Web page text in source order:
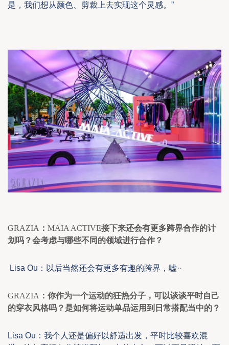
是，我们想从颜色、剪裁上去实现这个灵感。 ”
GRAZIA ： MAIA ACTIVE接下来还会有更多跨界合作的计
划吗？会考虑与哪些不同的领域进行合作？
Lisa Ou ： 以后当然还会有更多有趣的跨界 ，嘘··
GRAZIA ：你作为一个运动的狂热分子，可以谈谈平时自己
的穿衣风格吗？是如何将运动单品运用到日常搭配当中的？
Lisa Ou ： 我个人还是偏好以舒适出发， 平时比较喜欢混